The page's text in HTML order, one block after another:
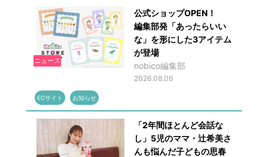
ニュース
公式ショップOPEN！
編集部発「あったらいい
な」を形にした3アイテム
が登場
nobico編集部
2026.08.06
ECサイト お知らせ
「2年間ほとんど会話な
し」5児のママ・辻希美さ
んも悩んだ子どもの思春